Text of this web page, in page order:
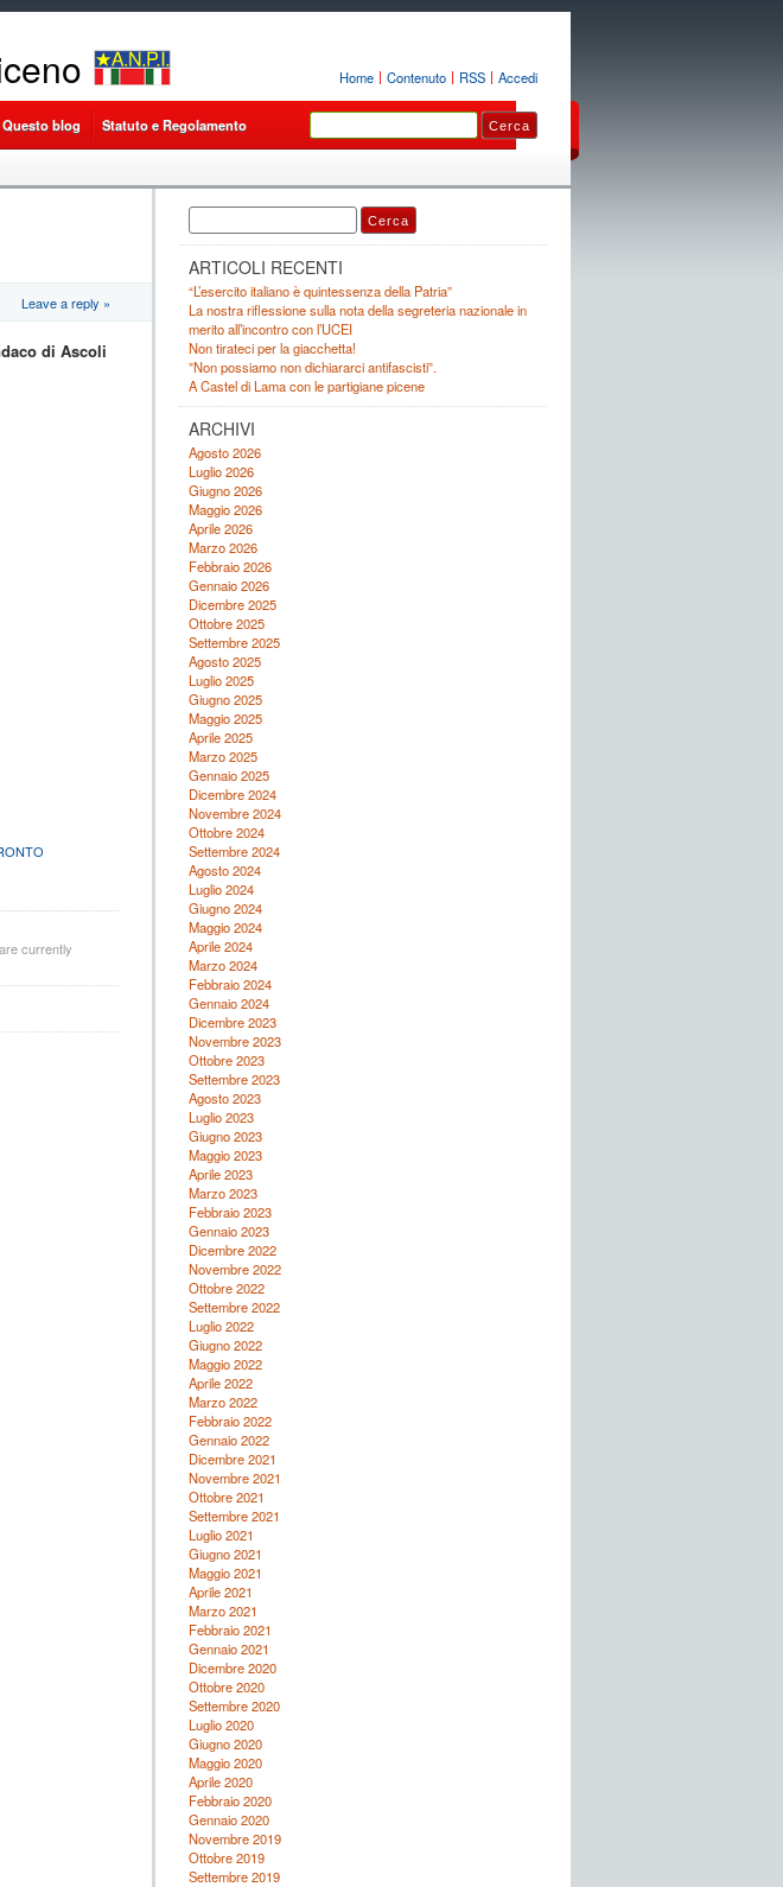
Home Contenuto RSS Accedi
Questo blog Statuto e Regolamento
Leave a reply »
di Ascoli
currently
Ricerca
per:
ARTICOLI RECENTI
“L’esercito italiano è quintessenza della Patria”
La nostra riflessione sulla nota della segreteria nazionale in
merito all’incontro con l’UCEI
Non tirateci per la giacchetta!
”Non possiamo non dichiararci antifascisti”.
A Castel di Lama con le partigiane picene
ARCHIVI
Agosto 2026
Luglio 2026
Giugno 2026
Maggio 2026
Aprile 2026
Marzo 2026
Febbraio 2026
Gennaio 2026
Dicembre 2025
Ottobre 2025
Settembre 2025
Agosto 2025
Luglio 2025
Giugno 2025
Maggio 2025
Aprile 2025
Marzo 2025
Gennaio 2025
Dicembre 2024
Novembre 2024
Ottobre 2024
Settembre 2024
Agosto 2024
Luglio 2024
Giugno 2024
Maggio 2024
Aprile 2024
Marzo 2024
Febbraio 2024
Gennaio 2024
Dicembre 2023
Novembre 2023
Ottobre 2023
Settembre 2023
Agosto 2023
Luglio 2023
Giugno 2023
Maggio 2023
Aprile 2023
Marzo 2023
Febbraio 2023
Gennaio 2023
Dicembre 2022
Novembre 2022
Ottobre 2022
Settembre 2022
Luglio 2022
Giugno 2022
Maggio 2022
Aprile 2022
Marzo 2022
Febbraio 2022
Gennaio 2022
Dicembre 2021
Novembre 2021
Ottobre 2021
Settembre 2021
Luglio 2021
Giugno 2021
Maggio 2021
Aprile 2021
Marzo 2021
Febbraio 2021
Gennaio 2021
Dicembre 2020
Ottobre 2020
Settembre 2020
Luglio 2020
Giugno 2020
Maggio 2020
Aprile 2020
Febbraio 2020
Gennaio 2020
Novembre 2019
Ottobre 2019
Settembre 2019